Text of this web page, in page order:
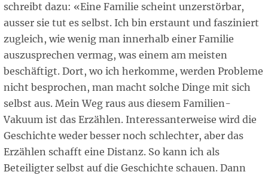
schreibt dazu: «Eine Familie scheint unzerstörbar,
ausser sie tut es selbst. Ich bin erstaunt und fasziniert
zugleich, wie wenig man innerhalb einer Familie
auszusprechen vermag, was einem am meisten
beschäftigt. Dort, wo ich herkomme, werden Probleme
nicht besprochen, man macht solche Dinge mit sich
selbst aus. Mein Weg raus aus diesem Familien-
Vakuum ist das Erzählen. Interessanterweise wird die
Geschichte weder besser noch schlechter, aber das
Erzählen schafft eine Distanz. So kann ich als
Beteiligter selbst auf die Geschichte schauen. Dann